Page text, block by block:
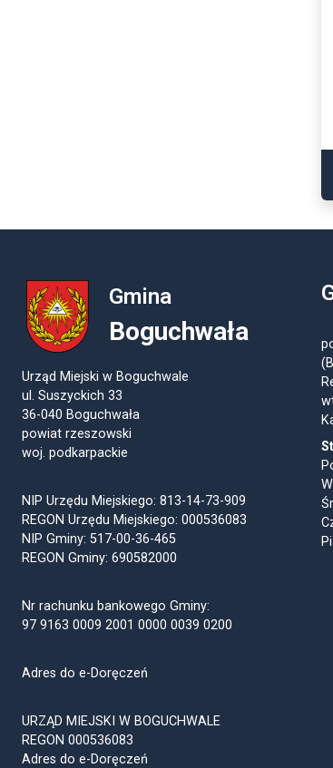
Gmina
Boguchwała
Urząd Miejski w Boguchwale
ul. Suszyckich 33
36-040 Boguchwała
powiat rzeszowski
woj. podkarpackie
NIP Urzędu Miejskiego: 813-14-73-909
REGON Urzędu Miejskiego: 000536083
NIP Gminy: 517-00-36-465
REGON Gminy: 690582000
Nr rachunku bankowego Gminy:
97 9163 0009 2001 0000 0039 0200
Adres do e-Doręczeń
URZĄD MIEJSKI W BOGUCHWALE
REGON 000536083
Adres do e-Doręczeń